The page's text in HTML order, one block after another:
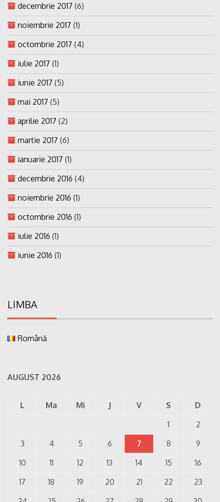
decembrie 2017 (6)
noiembrie 2017 (1)
octombrie 2017 (4)
iulie 2017 (1)
iunie 2017 (5)
mai 2017 (5)
aprilie 2017 (2)
martie 2017 (6)
ianuarie 2017 (1)
decembrie 2016 (4)
noiembrie 2016 (1)
octombrie 2016 (1)
iulie 2016 (1)
iunie 2016 (1)
LIMBA
Română
AUGUST 2026
L Ma Mi J V S
D
1
2
3
4 5 6 7 8
9
10
11 12 13 14 15
16
17
18 19 20 21 22
23